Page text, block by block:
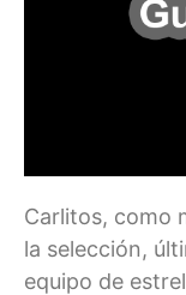
Carlitos, como
la selección,
equipo de